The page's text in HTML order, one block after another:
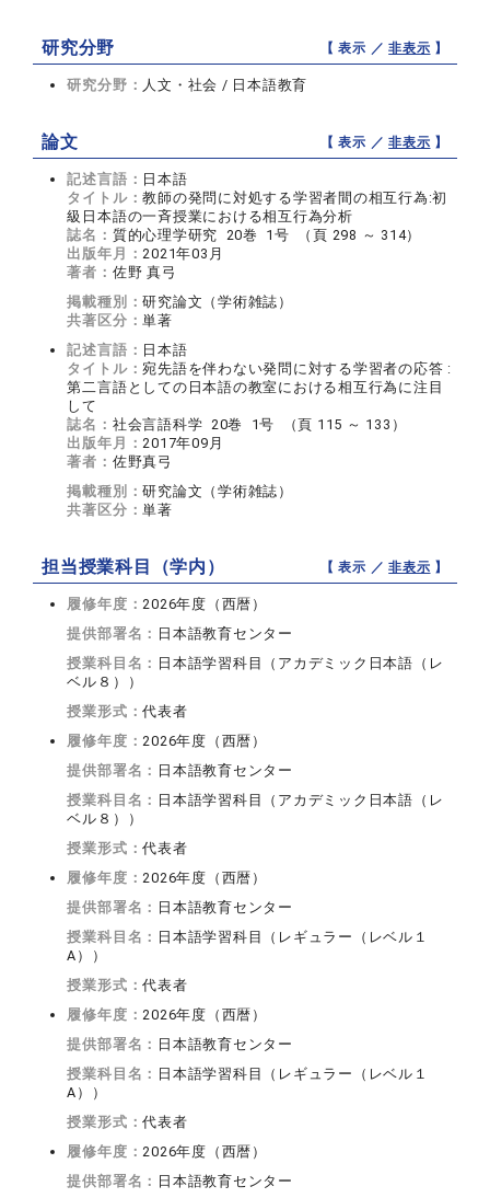
研究分野 【 表示 ／非表示 】
研究分野： 人文・社会 / 日本語教育
論文 【 表示 ／非表示 】
記述言語： 日本語
タイトル：教師の発問に対処する学習者間の相互行為:初
級日本語の一斉授業における相互行為分析
誌名： 質的心理学研究 20巻 1号 （頁 298 ～ 314）
出版年月：2021年03月
著者： 佐野 真弓
掲載種別：研究論文（学術雑誌）
共著区分：単著
記述言語： 日本語
タイトル：宛先語を伴わない発問に対する学習者の応答 :
第二言語としての日本語の教室における相互行為に注目
して
誌名： 社会言語科学 20巻 1号 （頁 115 ～ 133）
出版年月：2017年09月
著者： 佐野真弓
掲載種別：研究論文（学術雑誌）
共著区分：単著
担当授業科目（学内） 【 表示 ／非表示 】
履修年度：2026年度（西暦）
提供部署名： 日本語教育センター
授業科目名： 日本語学習科目（アカデミック日本語（レ
ベル８））
授業形式：代表者
履修年度：2026年度（西暦）
提供部署名： 日本語教育センター
授業科目名： 日本語学習科目（アカデミック日本語（レ
ベル８））
授業形式：代表者
履修年度：2026年度（西暦）
提供部署名： 日本語教育センター
授業科目名： 日本語学習科目（レギュラー（レベル１
A））
授業形式：代表者
履修年度：2026年度（西暦）
提供部署名： 日本語教育センター
授業科目名： 日本語学習科目（レギュラー（レベル１
A））
授業形式：代表者
履修年度：2026年度（西暦）
提供部署名： 日本語教育センター